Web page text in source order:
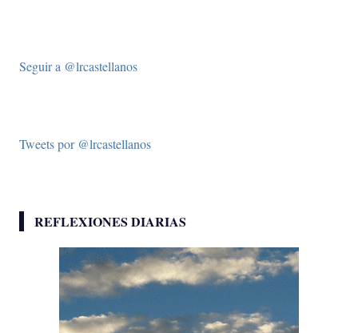
Seguir a @lrcastellanos
Tweets por @lrcastellanos
REFLEXIONES DIARIAS